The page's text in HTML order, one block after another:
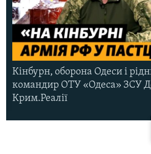
Кінбурн, оборона Одеси і
командир ОТУ «Одеса» ЗСУ
Крим.Реалії